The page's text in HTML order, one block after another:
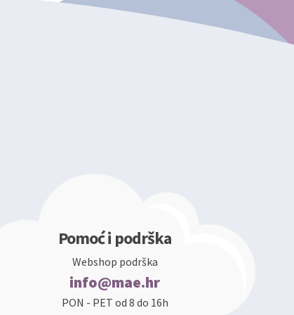
Pomoć i podrška
Webshop podrška
info@mae.hr
PON - PET od 8 do 16h